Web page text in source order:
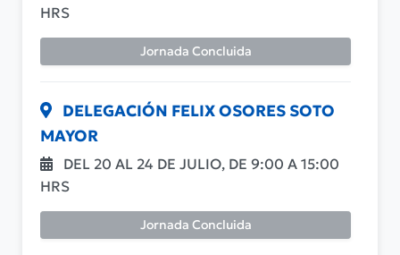
HRS
Jornada Concluida
DELEGACIÓN FELIX OSORES SOTO
MAYOR
DEL 20 AL 24 DE JULIO, DE 9:00 A 15:00
HRS
Jornada Concluida